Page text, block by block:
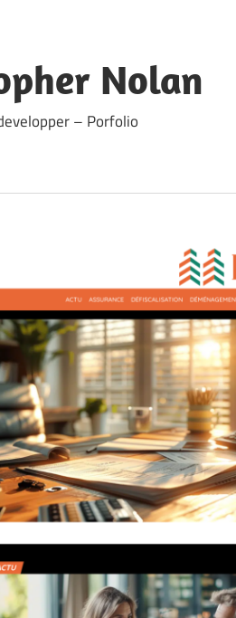
Nolan
– Porfolio